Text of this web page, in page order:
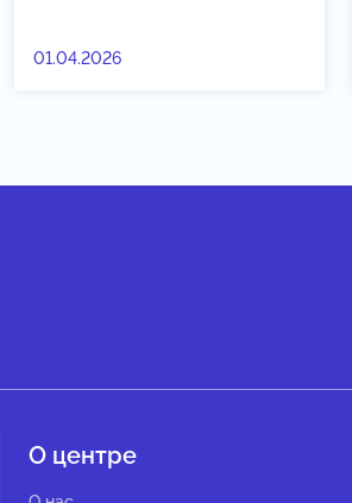
01.04.2026
О центре